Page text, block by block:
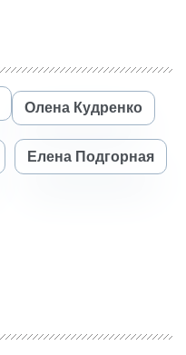
Олена Кудренко
Елена Подгорная